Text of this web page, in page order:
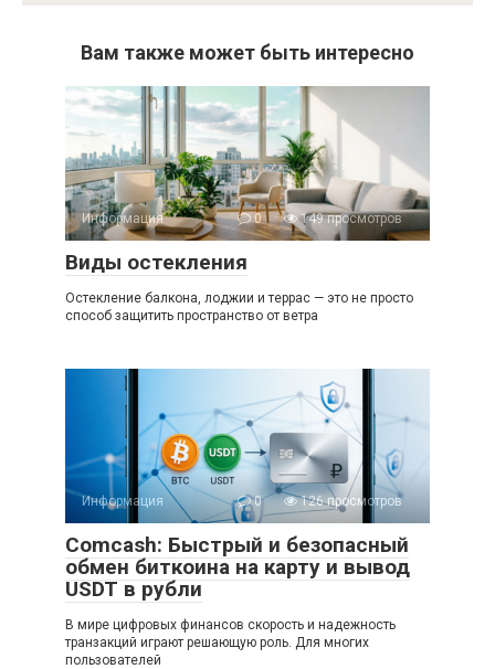
Вам также может быть интересно
Информация 0 149 просмотров
Виды остекления
Остекление балкона, лоджии и террас — это не просто
способ защитить пространство от ветра
Информация 0 126 просмотров
Comcash: Быстрый и безопасный
обмен биткоина на карту и вывод
USDT в рубли
В мире цифровых финансов скорость и надежность
транзакций играют решающую роль. Для многих
пользователей